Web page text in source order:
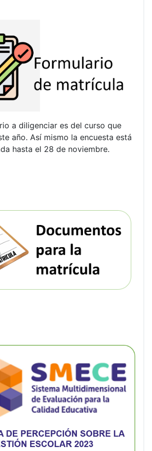
a diligenciar es del curso que
año. Así mismo la encuesta está
hasta el 28 de noviembre.